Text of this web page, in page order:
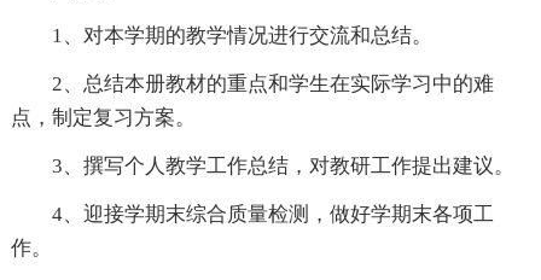
1、对本学期的教学情况进行交流和总结。
2、总结本册教材的重点和学生在实际学习中的难
点，制定复习方案。
3、撰写个人教学工作总结，对教研工作提出建议。
4、迎接学期末综合质量检测，做好学期末各项工
作。